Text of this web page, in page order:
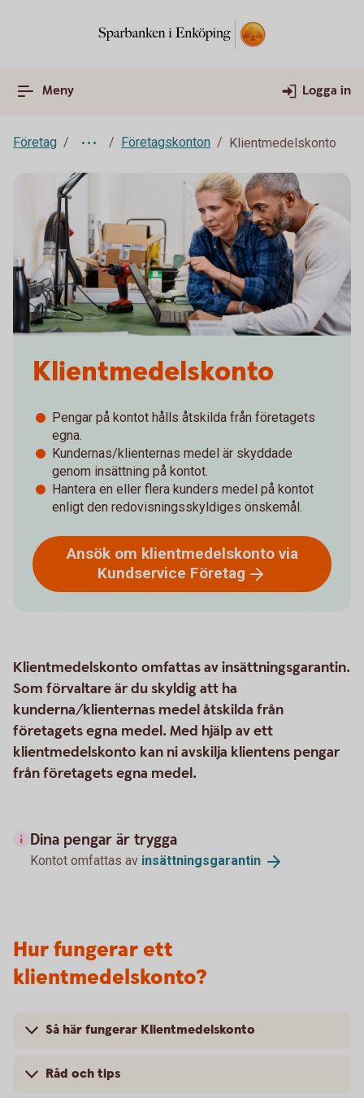
Meny Logga in
Företag Företagskonton Klientmedelskonto
Klientmedelskonto
Pengar på kontot hålls åtskilda från företagets
egna.
Kundernas/klienternas medel är skyddade
genom insättning på kontot.
Hantera en eller flera kunders medel på kontot
enligt den redovisningsskyldiges önskemål.
Ansök om klientmedelskonto via
Kundservice Företag
Klientmedelskonto omfattas av insättningsgarantin.
Som förvaltare är du skyldig att ha
kunderna/klienternas medel åtskilda från
företagets egna medel. Med hjälp av ett
klientmedelskonto kan ni avskilja klientens pengar
från företagets egna medel.
Dina pengar är trygga
Kontot omfattas av insättningsgarantin
Hur fungerar ett
klientmedelskonto?
Så här fungerar Klientmedelskonto
Råd och tips